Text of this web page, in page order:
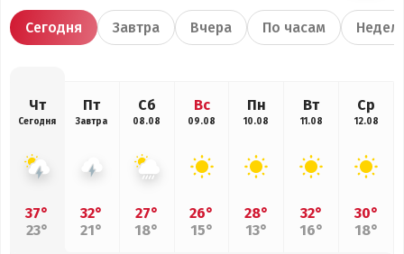
Сегодня Завтра Вчера По часам
Чт
Сегодня
37°
23°
Пт
Завтра
32°
21°
Сб
08.08
27°
18°
Вс
09.08
26°
15°
Пн
10.08
28°
13°
Вт
11.08
32°
16°
Ср
12.08
30°
18°